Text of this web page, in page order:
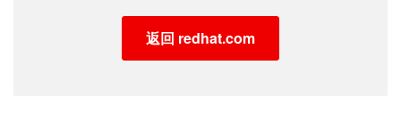
返回 redhat.com